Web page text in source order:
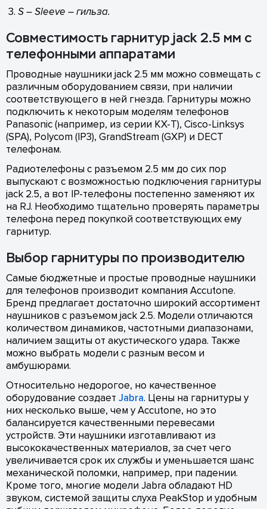
S – Sleeve – гильза.
Совместимость гарнитур jack 2.5 мм с
телефонными аппаратами
Проводные наушники jack 2.5 мм можно совмещать с
различным оборудованием связи, при наличии
соответствующего в ней гнезда. Гарнитуры можно
подключить к некоторым моделям телефонов
Panasonic (например, из серии KX-T), Cisco-Linksys
(SPA), Polycom (IP3), GrandStream (GXP) и DECT
телефонам.
Радиотелефоны с разъемом 2.5 мм до сих пор
выпускают с возможностью подключения гарнитуры
jack 2.5, а вот IP-телефоны постепенно заменяют их
на RJ. Необходимо тщательно проверять параметры
телефона перед покупкой соответствующих ему
гарнитур.
Выбор гарнитуры по производителю
Самые бюджетные и простые проводные наушники
для телефонов производит компания Accutone.
Бренд предлагает достаточно широкий ассортимент
наушников с разъемом jack 2.5. Модели отличаются
количеством динамиков, частотными диапазонами,
наличием защиты от акустического удара. Также
можно выбрать модели с разным весом и
амбушюрами.
Относительно недорогое, но качественное
оборудование создает Jabra. Цены на гарнитуры у
них несколько выше, чем у Accutone, но это
балансируется качественными перевесами
устройств. Эти наушники изготавливают из
высококачественных материалов, за счет чего
увеличивается срок их службы и уменьшается шанс
механической поломки, например, при падении.
Кроме того, многие модели Jabra обладают HD
звуком, системой защиты слуха PeakStop и удобным